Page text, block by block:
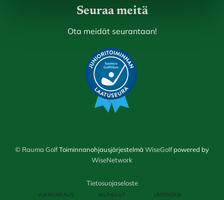
Seuraa meitä
Ota meidät seurantaan!
© Rauma GolfToiminnanohjausjärjestelmä WiseGolfpowered by
WiseNetwork
Tietosuojaseloste